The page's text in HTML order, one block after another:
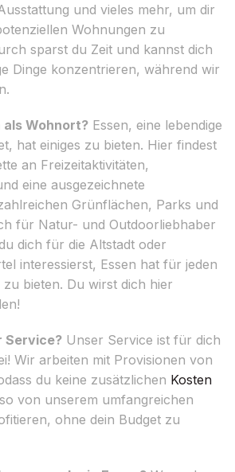
und vieles mehr, um dir
Wohnungen zu
sparst du Zeit und kannst dich
Dinge konzentrieren, während wir
als Wohnort? Essen, eine lebendige
hat einiges zu bieten. Hier findest
an Freizeitaktivitäten,
eine ausgezeichnete
Grünflächen, Parks und
für Natur- und Outdoorliebhaber
dich für die Altstadt oder
interessierst, Essen hat für jeden
bieten. Du wirst dich hier
Service? Unser Service ist für dich
Wir arbeiten mit Provisionen von
du keine zusätzlichen Kosten
von unserem umfangreichen
ohne dein Budget zu